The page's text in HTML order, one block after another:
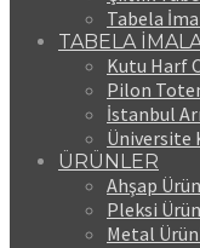
Tabela
TABELA
Kutu Harf
Pilon
İstanbul
Üniversite
ÜRÜNLER
Ahşap
Pleksi
Metal